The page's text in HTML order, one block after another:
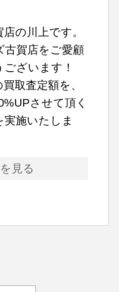
の川上です。
古賀店をご愛顧
ざいます！
取査定額を、
させて頂く
施いたしま
見る